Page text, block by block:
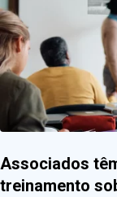
Associados
treinamento